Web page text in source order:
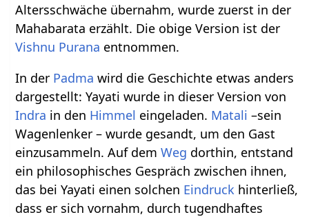
Altersschwäche übernahm, wurde zuerst in der
Mahabarata erzählt. Die obige Version ist der
Vishnu Purana entnommen.
In der Padma wird die Geschichte etwas anders
dargestellt: Yayati wurde in dieser Version von
Indra in den Himmel eingeladen. Matali –sein
Wagenlenker – wurde gesandt, um den Gast
einzusammeln. Auf demWeg dorthin, entstand
ein philosophisches Gespräch zwischen ihnen,
das bei Yayati einen solchen Eindruck hinterließ,
dass er sich vornahm, durch tugendhaftes